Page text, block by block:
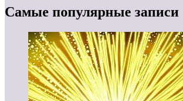
Самые популярные записи